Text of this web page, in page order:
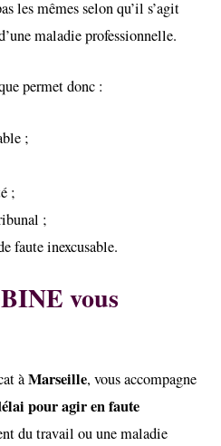
les mêmes selon qu’il s’agit
maladie professionnelle.
permet donc :
;
;
;
faute inexcusable.
vous
àMarseille, vous accompagne
pour agir en faute
du travail ou une maladie